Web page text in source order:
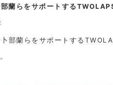
蘭らをサポートする
部蘭らをサポートする